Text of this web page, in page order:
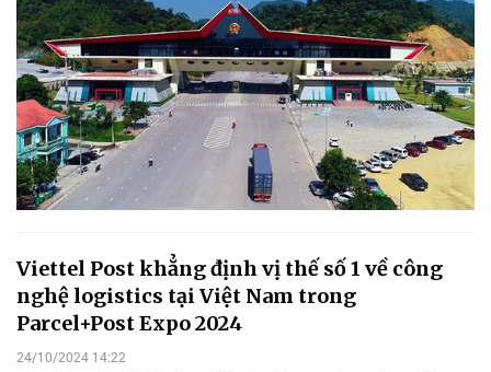
Viettel Post khẳng định vị thế số 1 về công
nghệ logistics tại Việt Nam trong
Parcel+Post Expo 2024
24/10/2024 14:22